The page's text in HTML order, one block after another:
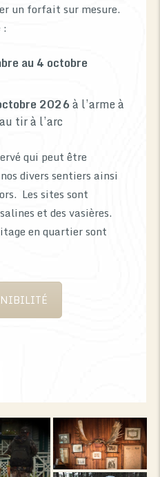
un forfait sur mesure.
:
au 4 octobre
2026à l’arme à
tir à l’arc
qui peut être
divers sentiers ainsi
Les sites sont
et des vasières.
en quartier sont